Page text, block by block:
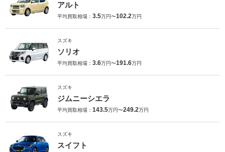
アルト
平均買取相場： 3.5万円〜102.2万円
スズキ
ソリオ
平均買取相場： 3.6万円〜191.6万円
スズキ
ジムニーシエラ
平均買取相場： 143.5万円〜249.2万円
スズキ
スイフト